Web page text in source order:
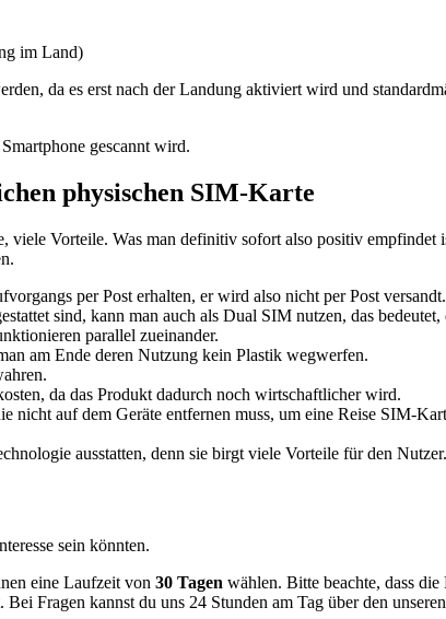
im Land)
da es erst nach der Landung aktiviert wird und
gescannt wird.
physischen SIM-Karte
Vorteile. Was man definitiv sofort also positiv
per Post erhalten, er wird also nicht per Post
sind, kann man auch als Dual SIM nutzen, das
parallel zueinander.
am Ende deren Nutzung kein Plastik wegwerfen.
da das Produkt dadurch noch wirtschaftlicher wird.
auf dem Geräte entfernen muss, um eine Reise SIM-
ausstatten, denn sie birgt viele Vorteile für den Nutzer.
sein könnten.
eine Laufzeit von 30 Tagen wählen. Bitte beachte, dass
Fragen kannst du uns 24 Stunden am Tag über den